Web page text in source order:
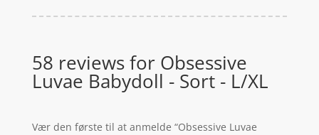
58 reviews for Obsessive
Luvae Babydoll - Sort - L/XL
Vær den første til at anmelde “Obsessive Luvae